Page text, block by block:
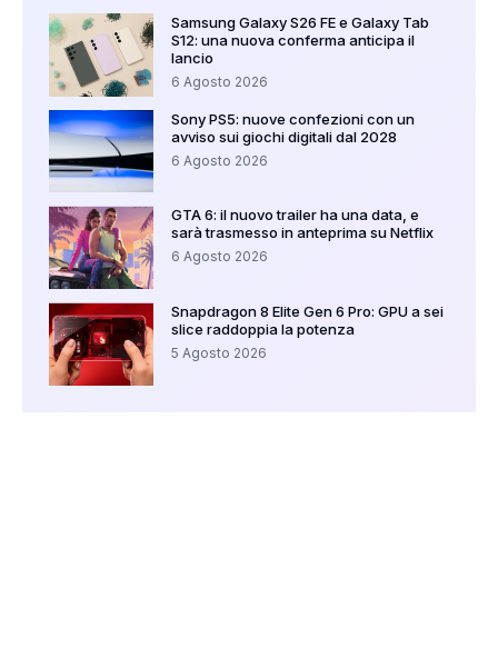
Samsung Galaxy S26 FE e Galaxy Tab
S12: una nuova conferma anticipa il
lancio
6 Agosto 2026
Sony PS5: nuove confezioni con un
avviso sui giochi digitali dal 2028
6 Agosto 2026
GTA 6: il nuovo trailer ha una data, e
sarà trasmesso in anteprima su Netflix
6 Agosto 2026
Snapdragon 8 Elite Gen 6 Pro: GPU a sei
slice raddoppia la potenza
5 Agosto 2026